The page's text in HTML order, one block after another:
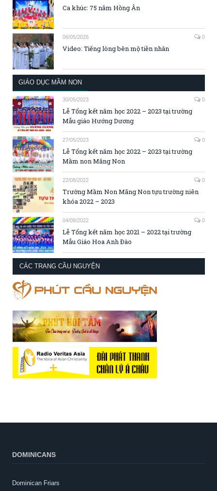
Ca khúc: 75 năm Hồng Ân
06/05/2026 0
Video: Tiếng lòng bên mộ tiền nhân
GIÁO DỤC MẦM NON
30/05/2023 0
Lễ Tổng kết năm học 2022 – 2023 tại trường
Mẫu giáo Hướng Dương
27/05/2023 0
Lễ Tổng kết năm học 2022 – 2023 tại trường
Mầm non Măng Non
22/08/2022 0
Trường Mầm Non Măng Non tựu trường niên
khóa 2022 – 2023
04/08/2022 0
Lễ Tổng kết năm học 2021 – 2022 tại trường
Mẫu Giáo Hoa Anh Đào
CÁC TRANG CẦU NGUYỆN
DOMINICANS
Dominican Friars